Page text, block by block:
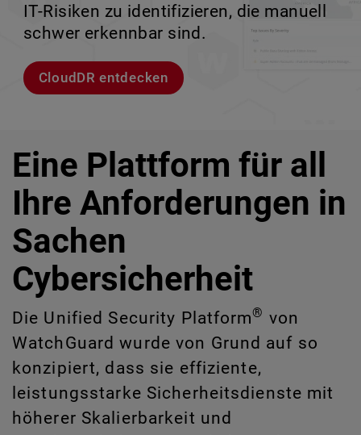
Unternehmensumgebungen.
Modelle entdecken
IT-Risiken zu identifizieren, die manuell
schwer erkennbar sind.
CloudDR entdecken
zu verlieren.
Lernen Sie Rai kennen
ermöglicht.
Lernen Sie WatchGuard EDR kennen
Eine Plattform für all
Ihre Anforderungen in
Sachen
Cybersicherheit
Die Unified Security Platform® von
WatchGuard wurde von Grund auf so
konzipiert, dass sie effiziente,
leistungsstarke Sicherheitsdienste mit
höherer Skalierbarkeit und